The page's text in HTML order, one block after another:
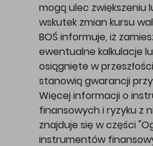
mogą ulec zwiększeniu
wskutek zmian kursu
BOŚ informuje, iż
ewentualne kalkulacje
osiągnięte w
stanowią gwarancji
Więcej informacji o
finansowych i ryzyku z
znajduje się w części
instrumentów